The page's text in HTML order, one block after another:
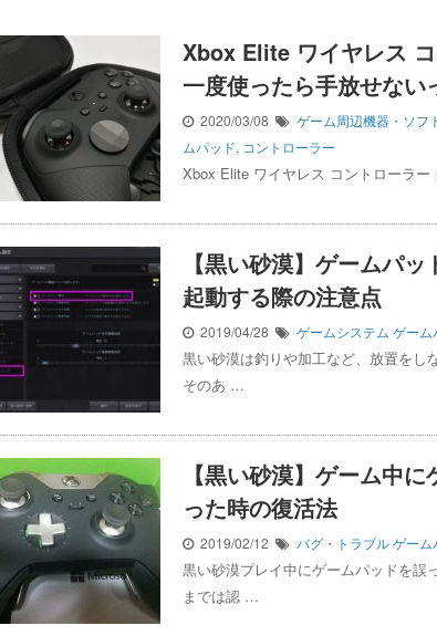
Xbox Elite ワイヤレス
一度使ったら手放せな
2020/03/08 ゲーム周辺機器・ソフ
ムパッド, コントローラー
Xbox Elite ワイヤレス コントローラ
【黒い砂漠】ゲームパ
起動する際の注意点
2019/04/28 ゲームシステム ゲーム
黒い砂漠は釣りや加工など、放置をし
そのあ …
【黒い砂漠】ゲーム中
った時の復活法
2019/02/12 バグ・トラブルゲーム
黒い砂漠プレイ中にゲームパッドを誤
までは認 …